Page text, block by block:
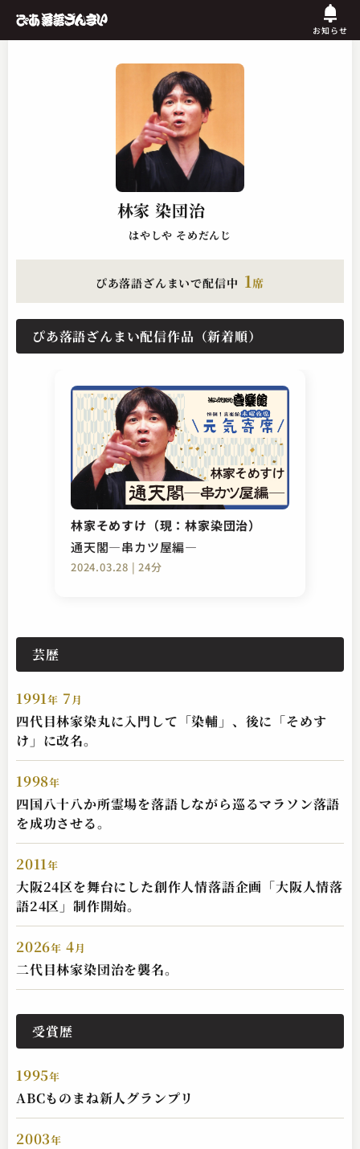
お知らせ
林家 染団治
はやしや そめだんじ
ぴあ落語ざんまいで配信中 1席
ぴあ落語ざんまい配信作品（新着順）
林家そめすけ（現：林家染団治）
通天閣―串カツ屋編―
2024.03.28 | 24分
芸歴
1991年 7月
四代目林家染丸に入門して「染輔」、後に「そめす
け」に改名。
1998年
四国八十八か所霊場を落語しながら巡るマラソン落語
を成功させる。
2011年
大阪24区を舞台にした創作人情落語企画「大阪人情落
語24区」制作開始。
2026年 4月
二代目林家染団治を襲名。
受賞歴
1995年
ABCものまね新人グランプリ
2003年